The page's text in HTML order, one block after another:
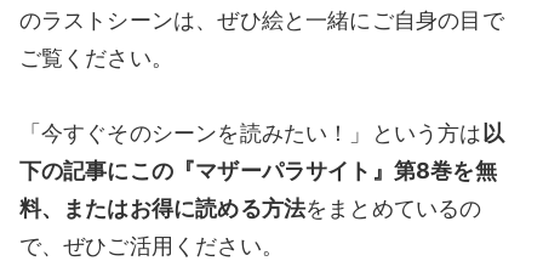
のラストシーンは、ぜひ絵と一緒にご自身の目で
ご覧ください。
「今すぐそのシーンを読みたい！」という方は以
下の記事にこの『マザーパラサイト』第8巻を無
料、またはお得に読める方法をまとめているの
で、ぜひご活用ください。